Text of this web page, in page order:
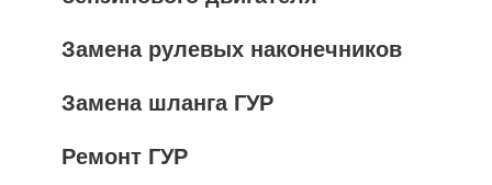
Замена рулевых наконечников
Замена шланга ГУР
Ремонт ГУР